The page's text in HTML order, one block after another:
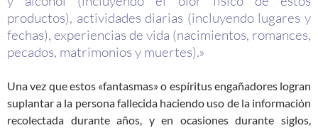
productos), actividades diarias (incluyendo lugares y
fechas), experiencias de vida (nacimientos, romances,
pecados, matrimonios y muertes).»
Una vez que estos «fantasmas» o espíritus engañadores logran
suplantar a la persona fallecida haciendo uso de la información
recolectada durante años, y en ocasiones durante siglos,